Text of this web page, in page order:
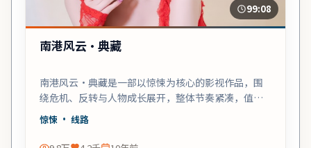
99:08
南港风云·典藏
南港风云·典藏是一部以惊悚为核心的影视作品，围
绕危机、反转与人物成长展开，整体节奏紧凑，值得
推荐观看。
惊悚 · 线路